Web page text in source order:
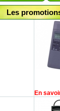
Les
En